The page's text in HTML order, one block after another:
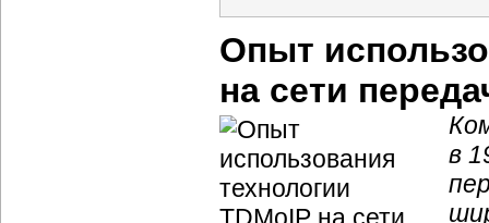
Опыт
на сети
в